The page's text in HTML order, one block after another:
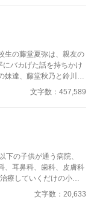
バカげた話を持ちかけ
美男
けれど、男子に嫌悪感
のなかで徐々に変わっ
文字数：457,589
文字数：20,633